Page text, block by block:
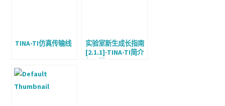
TINA-TI仿真传输线
实验室新生成长指南
[2.1.1]·TINA-TI简介